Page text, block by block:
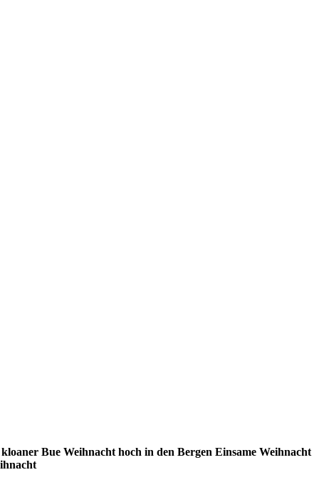
Bue Weihnacht hoch in den Bergen Einsame Weihnacht